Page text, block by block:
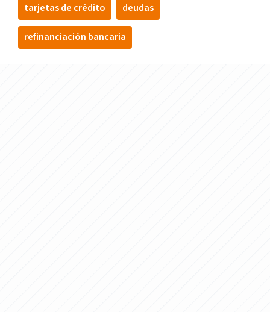
tarjetas de crédito deudas
refinanciación bancaria